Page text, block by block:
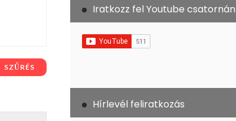
SZŰRÉS
Iratkozz fel Youtube
Hírlevél feliratkozás